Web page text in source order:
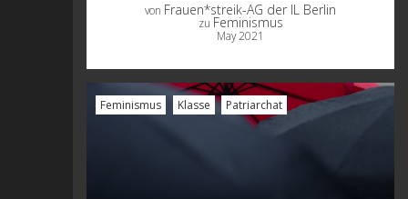
von Frauen*streik-AG der IL Berlin
zu Feminismus
May 2021
Feminismus Klasse Patriarchat